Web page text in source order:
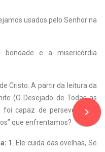
usados pelo Senhor na
e a misericórdia
Cristo. A partir da leitura da
(O Desejado de Todas as
capaz de perseverar? O
que enfrentamos?
1 . Ele cuida das ovelhas, Se
navigate_next